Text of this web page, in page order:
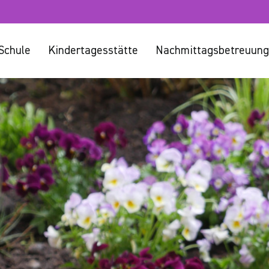
Kindertagesstätte Nachmittagsbetreuung